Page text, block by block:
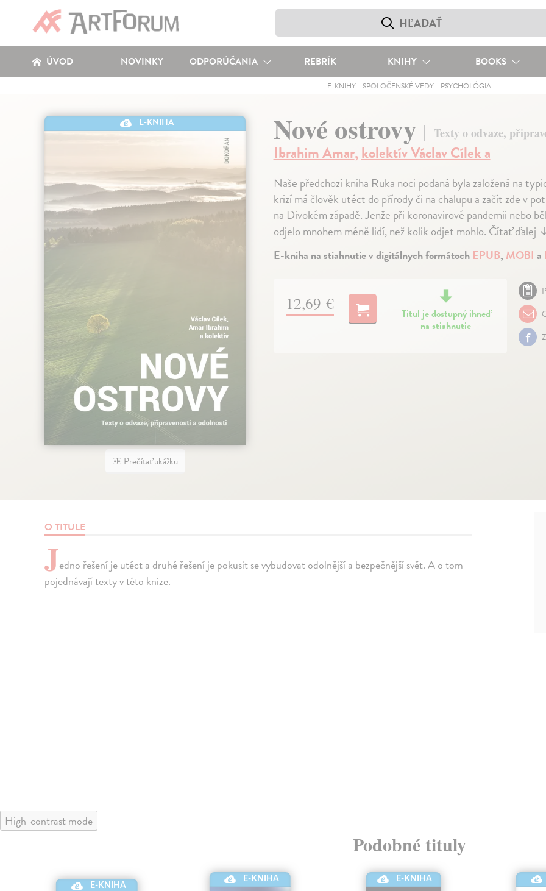
ÚVOD NOVINKY ODPORÚČANIA REBRÍK KNIHY BOOKS
E-KNIHY - SPOLOČENSKÉ VEDY - PSYCHOLÓGIA
E-KNIHA
Prečítať ukážku
Nové ostrovy Texty o odvaze,
Ibrahim Amar,kolektív Václav Cílek a
Naše předchozí kniha Ruka noci podaná byla založená na
krizí má člověk utéct do přírody či na chalupu a začít zde v
na Divokém západě. Jenže při koronavirové pandemii nebo
odjelo mnohem méně lidí, než kolik odjet mohlo.Čítať ďalej
E-kniha na stiahnutie v digitálnych formátochEPUB, MOBI a
12,69 €
Titul je dostupný ihneď
na stiahnutie
O TITULE
Jedno řešení je utéct a druhé řešení je pokusit se vybudovat odolnější a bezpečnější svět. A o tom
pojednávají texty v této knize.
High-contrast mode
Podobné tituly
E-KNIHA
E-KNIHA E-KNIHA